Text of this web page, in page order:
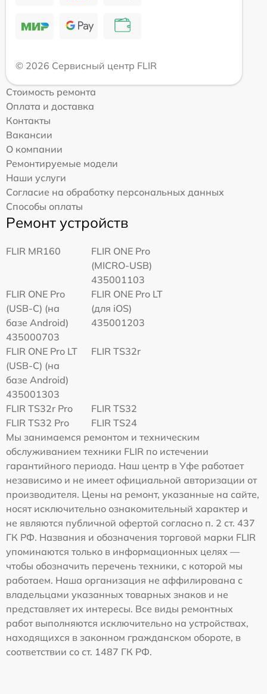
© 2026 Сервисный центр FLIR
Стоимость ремонта
Оплата и доставка
Контакты
Вакансии
О компании
Ремонтируемые модели
Наши услуги
Согласие на обработку персональных данных
Способы оплаты
Ремонт устройств
FLIR MR160
FLIR ONE Pro
(MICRO-USB)
435001103
FLIR ONE Pro
(USB-C) (на
базе Android)
435000703
FLIR ONE Pro LT
(для iOS)
435001203
FLIR ONE Pro LT
(USB-C) (на
базе Android)
435001303
FLIR TS32r
FLIR TS32r Pro
FLIR TS32
FLIR TS32 Pro
FLIR TS24
Мы занимаемся ремонтом и техническим
обслуживанием техники FLIR по истечении
гарантийного периода. Наш центр в Уфе работает
независимо и не имеет официальной авторизации от
производителя. Цены на ремонт, указанные на сайте,
носят исключительно ознакомительный характер и
не являются публичной офертой согласно п. 2 ст. 437
ГК РФ. Названия и обозначения торговой марки FLIR
упоминаются только в информационных целях —
чтобы обозначить перечень техники, с которой мы
работаем. Наша организация не аффилирована с
владельцами указанных товарных знаков и не
представляет их интересы. Все виды ремонтных
работ выполняются исключительно на устройствах,
находящихся в законном гражданском обороте, в
соответствии со ст. 1487 ГК РФ.